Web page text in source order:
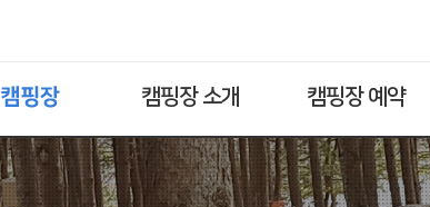
캠핑장 소개 캠핑장 예약